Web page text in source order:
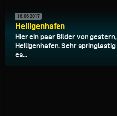
16.06.2017
Heiligenhafen
Hier ein paar Bilder von
Heiligenhafen. Sehr springlastig
es...